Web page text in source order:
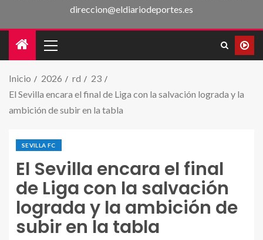
direccion@eldiariodeportes.es
Inicio 2026 rd
23
El Sevilla encara el final de Liga con la salvación lograda y la
ambición de subir en la tabla
SEVILLA FC
El Sevilla encara el final
de Liga con la salvación
lograda y la ambición de
subir en la tabla